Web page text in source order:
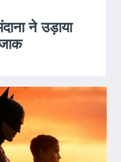
ने उड़ाया